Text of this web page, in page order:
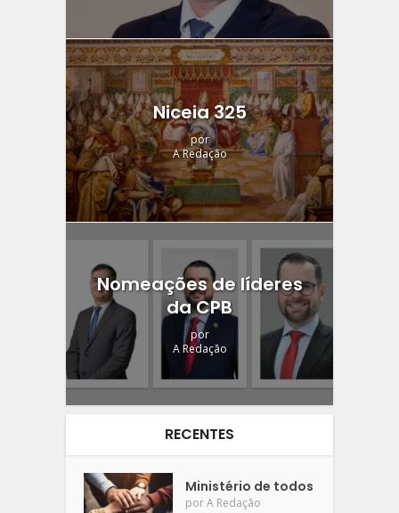
Niceia 325
por
A Redação
Nomeações de líderes
da CPB
por
A Redação
RECENTES
Ministério de todos
porA Redação